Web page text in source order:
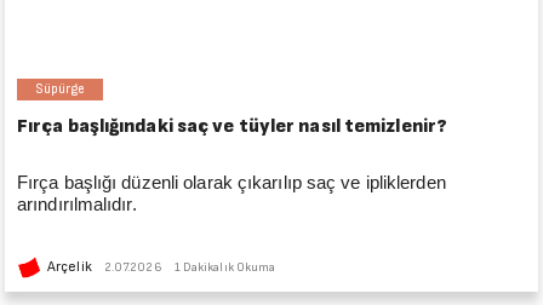
Süpürge
Fırça başlığındaki saç ve tüyler nasıl temizlenir?
Fırça başlığı düzenli olarak çıkarılıp saç ve ipliklerden
arındırılmalıdır.
Arçelik 2.07.2026 1 Dakikalık Okuma